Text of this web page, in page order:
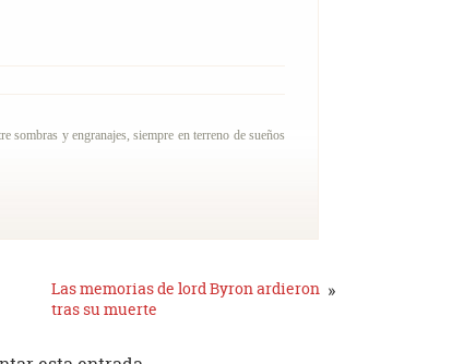
sombras y engranajes, siempre en terreno de sueños
Las memorias de lord Byron ardieron
tras su muerte
»